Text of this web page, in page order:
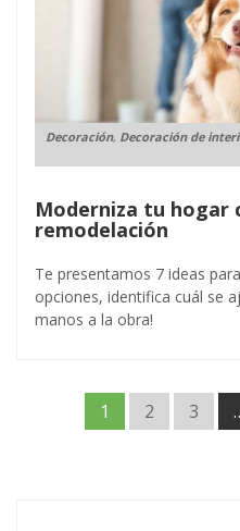
Decoración, Decoración de
Moderniza tu hogar
remodelación
Te presentamos 7 ideas
opciones, identifica cuál se
manos a la obra!
1 2 3